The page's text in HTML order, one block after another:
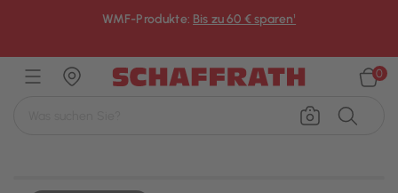
WMF-Produkte: Bis zu 60 € sparen¹
0